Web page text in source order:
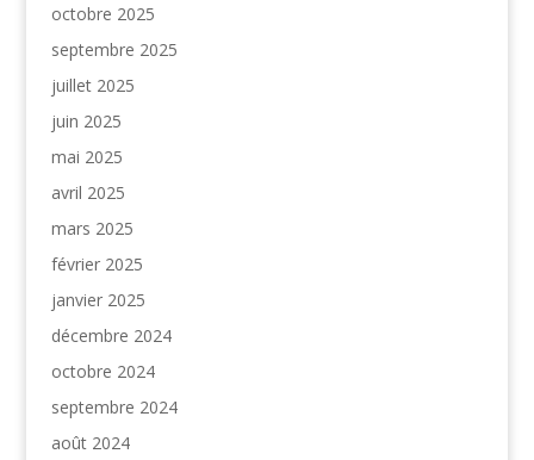
octobre 2025
septembre 2025
juillet 2025
juin 2025
mai 2025
avril 2025
mars 2025
février 2025
janvier 2025
décembre 2024
octobre 2024
septembre 2024
août 2024